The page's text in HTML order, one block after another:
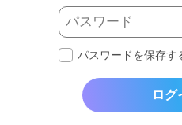
パスワードを保存す
ログ